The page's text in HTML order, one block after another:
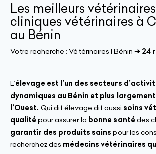
Les meilleurs
cliniques vétérinaires à
au Bénin
Votre recherche : Vétérinaires | Bénin ➔ 24
L’élevage est l’un des secteurs
dynamiques au Bénin et plus
l’Ouest. Qui dit élevage dit aussi soins
qualité pour assurer la bonne santé des
garantir des produits sains pour les
recherchez des médecins vétérinaires